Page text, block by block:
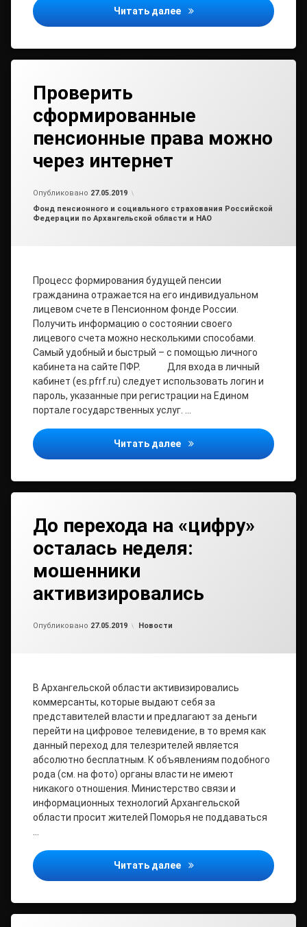
Читать далее Цифровое ТВ: помоги
Проверить
сформированные
пенсионные права можно
через интернет
Опубликовано 27.05.2019
Рубрики:
Фонд пенсионного и социального страхования Российской
Федерации по Архангельской области и НАО
Процесс формирования будущей пенсии
гражданина отражается на его индивидуальном
лицевом счете в Пенсионном фонде России.
Получить информацию о состоянии своего
лицевого счета можно несколькими способами.
Самый удобный и быстрый – с помощью личного
кабинета на сайте ПФР. Для входа в личный
кабинет (es.pfrf.ru) следует использовать логин и
пароль, указанные при регистрации на Едином
портале государственных услуг. …
Читать далее Проверить
До перехода на «цифру»
осталась неделя:
мошенники
активизировались
Опубликовано 27.05.2019 Рубрики:
Новости
В Архангельской области активизировались
коммерсанты, которые выдают себя за
представителей власти и предлагают за деньги
перейти на цифровое телевидение, в то время как
данный переход для телезрителей является
абсолютно бесплатным. К объявлениям подобного
рода (см. на фото) органы власти не имеют
никакого отношения. Министерство связи и
информационных технологий Архангельской
области просит жителей Поморья не поддаваться
Читать далее До перехода на «цифру»